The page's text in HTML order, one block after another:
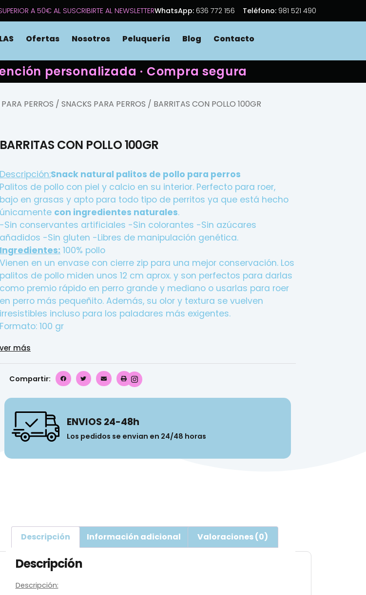
A 50€ AL SUSCRIBIRTE AL NEWSLETTERWhatsApp: 636 772 156 Teléfono: 981 521 490
Ofertas Nosotros Peluquería Blog Contacto
personalizada · Compra segura
PERROS / SNACKS PARA PERROS / BARRITAS CON POLLO 100GR
BARRITAS CON POLLO 100GR
Descripción:Snack natural palitos de pollo para perros
Palitos de pollo con piel y calcio en su interior. Perfecto para roer,
bajo en grasas y apto para todo tipo de perritos ya que está hecho
únicamente con ingredientes naturales.
-Sin conservantes artificiales -Sin colorantes -Sin azúcares
añadidos -Sin gluten -Libres de manipulación genética.
Ingredientes: 100% pollo
Vienen en un envase con cierre zip para una mejor conservación. Los
palitos de pollo miden unos 12 cm aprox. y son perfectos para darlas
como premio rápido en perro grande y mediano o usarlas para roer
en perro más pequeñito. Además, su olor y textura se vuelven
irresistibles incluso para los paladares más exigentes.
Formato: 100 gr
ver más
Compartir:
ENVIOS 24-48h
Los pedidos se envian en 24/48 horas
Descripción Información adicional Valoraciones (0)
Descripción
Descripción: